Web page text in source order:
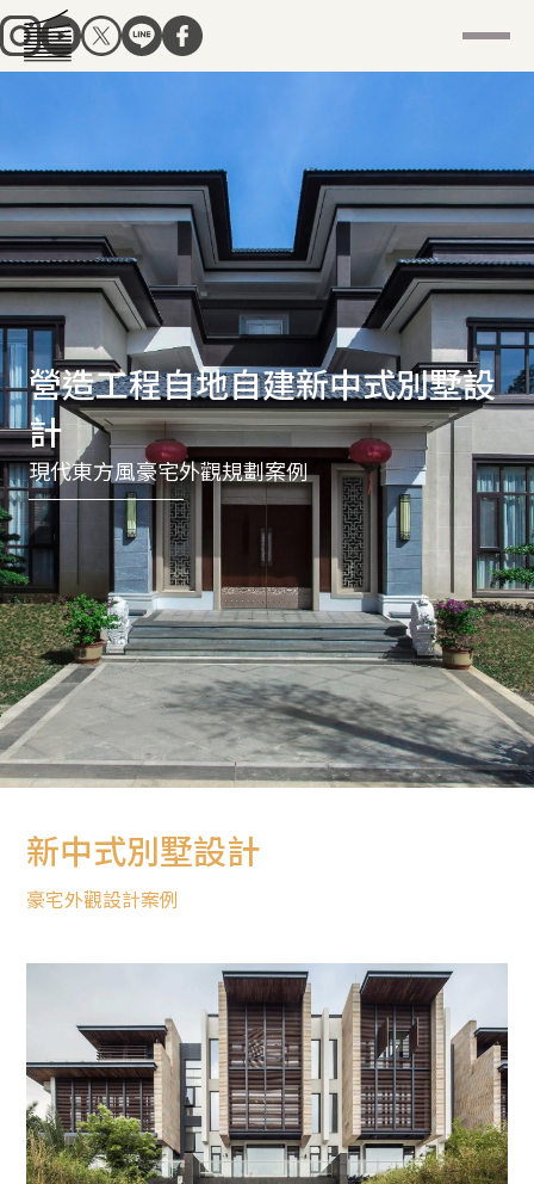
營造工程自地自建新中式別墅設
計
現代東方風豪宅外觀規劃案例
新中式別墅設計
豪宅外觀設計案例